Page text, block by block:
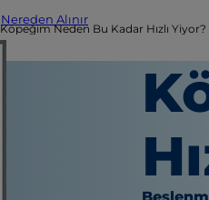
Nereden Alınır
Köpeğim Neden Bu Kadar Hızlı Yiyor?